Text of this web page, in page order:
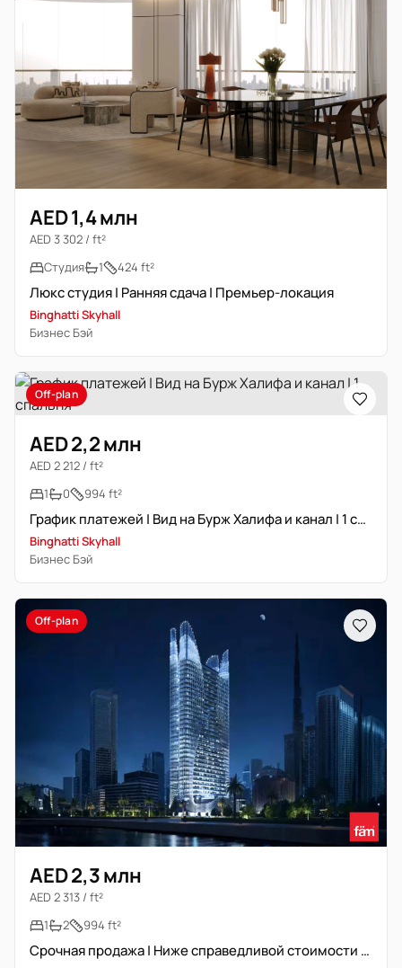
AED 1,4 млн
AED 3 302 / ft²
Студия
1 424 ft²
Люкс студия | Ранняя сдача | Премьер-локация
Binghatti Skyhall
Бизнес Бэй
Off-plan
AED 2,2 млн
AED 2 212 / ft²
1
0 994 ft²
График платежей | Вид на Бурж Халифа и канал | 1 спальня
Binghatti Skyhall
Бизнес Бэй
Off-plan
AED 2,3 млн
AED 2 313 / ft²
1
2 994 ft²
Срочная продажа | Ниже справедливой стоимости | Просторная планировка